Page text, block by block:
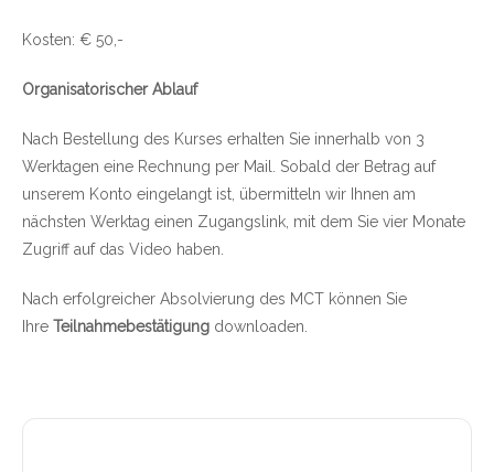
Kosten: € 50,-
Organisatorischer Ablauf
Nach Bestellung des Kurses erhalten Sie innerhalb von 3
Werktagen eine Rechnung per Mail. Sobald der Betrag auf
unserem Konto eingelangt ist, übermitteln wir Ihnen am
nächsten Werktag einen Zugangslink, mit dem Sie vier Monate
Zugriff auf das Video haben.
Nach erfolgreicher Absolvierung des MCT können Sie
Ihre Teilnahmebestätigung downloaden.